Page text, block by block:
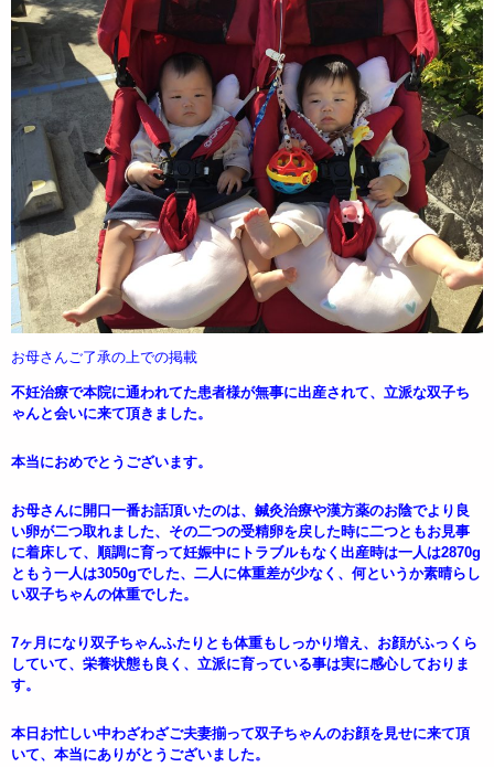
お母さんご了承の上での掲載
不妊治療で本院に通われてた患者様が無事に出産されて、立派な双子ち
ゃんと会いに来て頂きました。
本当におめでとうございます。
お母さんに開口一番お話頂いたのは、鍼灸治療や漢方薬のお陰でより良
い卵が二つ取れました、その二つの受精卵を戻した時に二つともお見事
に着床して、順調に育って妊娠中にトラブルもなく出産時は一人は2870g
ともう一人は3050gでした、二人に体重差が少なく、何というか素晴らし
い双子ちゃんの体重でした。
7ヶ月になり双子ちゃんふたりとも体重もしっかり増え、お顔がふっくら
していて、栄養状態も良く、立派に育っている事は実に感心しておりま
す。
本日お忙しい中わざわざご夫妻揃って双子ちゃんのお顔を見せに来て頂
いて、本当にありがとうございました。